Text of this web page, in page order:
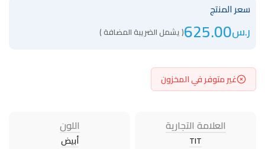
سعر المنتج
ر.س625.00( يشمل الضريبة المضافة )
غير متوفر في المخزون
العلامة التجارية
TIT
اللون
أبيض